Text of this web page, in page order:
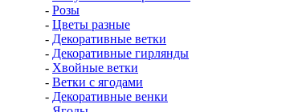
- Розы
- Цветы разные
- Декоративные ветки
- Декоративные гирлянды
- Хвойные ветки
- Ветки с ягодами
- Декоративные венки